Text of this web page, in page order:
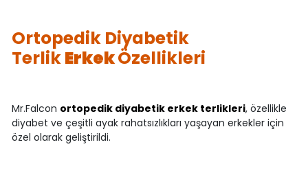
Ortopedik Diyabetik
TerlikErkekÖzellikleri
Mr.Falcon ortopedik diyabetik erkek terlikleri, özellikle
diyabet ve çeşitli ayak rahatsızlıkları yaşayan erkekler için
özel olarak geliştirildi.